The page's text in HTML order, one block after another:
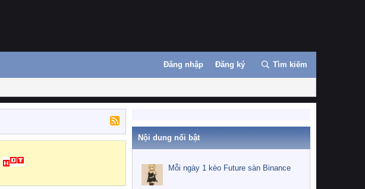
Đăng nhập Đăng ký Tìm kiếm
Nội dung nổi bật
Mỗi ngày 1 kèo Future sàn Binance